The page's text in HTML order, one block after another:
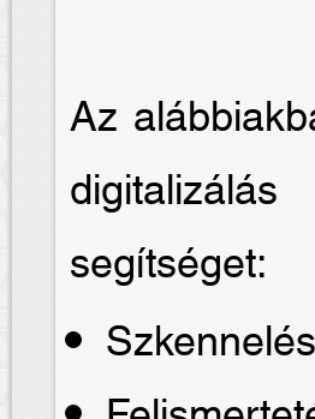
Az
segítséget:
Szkennelés